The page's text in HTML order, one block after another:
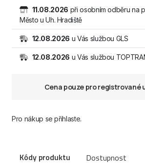
11.08.2026 při osobním odběru na
Město u Uh. Hradiště
12.08.2026 u Vás službou GLS
12.08.2026 u Vás službou
Cena pouze pro registrované
Pro nákup se přihlaste.
Kódy produktu Dostupnost